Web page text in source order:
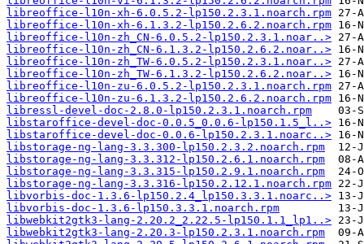
libreoffice-l10n-xh-6.0.5.2-lp150.2.3.1.noarch.rpm
libreoffice-l10n-xh-6.1.3.2-lp150.2.6.2.noarch.rpm
libreoffice-l10n-zh_CN-6.0.5.2-lp150.2.3.1.noar..>
libreoffice-l10n-zh_CN-6.1.3.2-lp150.2.6.2.noar..>
libreoffice-l10n-zh_TW-6.0.5.2-lp150.2.3.1.noar..>
libreoffice-l10n-zh_TW-6.1.3.2-lp150.2.6.2.noar..>
libreoffice-l10n-zu-6.0.5.2-lp150.2.3.1.noarch.rpm
libreoffice-l10n-zu-6.1.3.2-lp150.2.6.2.noarch.rpm
libressl-devel-doc-2.8.0-lp150.2.3.1.noarch.rpm
libstaroffice-devel-doc-0.0.5_0.0.6-lp150.1.5_l..>
libstaroffice-devel-doc-0.0.6-lp150.2.3.1.noarc..>
libstorage-ng-lang-3.3.300-lp150.2.3.2.noarch.rpm
libstorage-ng-lang-3.3.312-lp150.2.6.1.noarch.rpm
libstorage-ng-lang-3.3.315-lp150.2.9.1.noarch.rpm
libstorage-ng-lang-3.3.316-lp150.2.12.1.noarch.rpm
libvorbis-doc-1.3.6-lp150.2.4_lp150.3.3.1.noarc..>
libvorbis-doc-1.3.6-lp150.3.3.1.noarch.rpm
libwebkit2gtk3-lang-2.20.2_2.22.5-lp150.1.1_lp1..>
libwebkit2gtk3-lang-2.20.3-lp150.2.3.1.noarch.rpm